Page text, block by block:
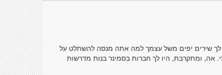
לך שירים יפים משל עצמך למה אתה מנסה להשתלט על
אה, ומתקרבת, היו לך חברות בסמינר בנות מדרשות